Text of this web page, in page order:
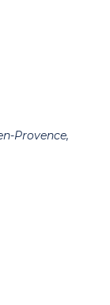
Provence,